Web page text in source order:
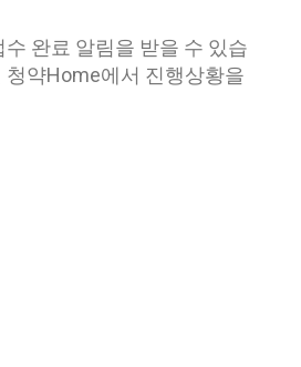
완료 알림을 받을 수 있습
청약Home에서 진행상황을